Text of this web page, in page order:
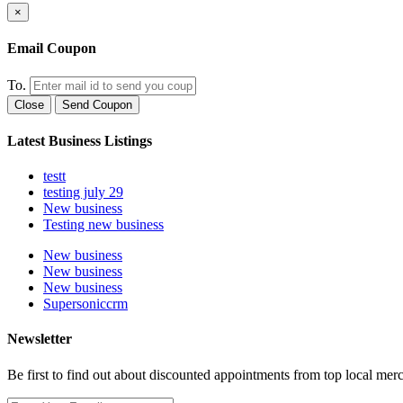
×
Email Coupon
To.
Close Send Coupon
Latest Business Listings
testt
testing july 29
New business
Testing new business
New business
New business
New business
Supersoniccrm
Newsletter
Be first to find out about discounted appointments from top local